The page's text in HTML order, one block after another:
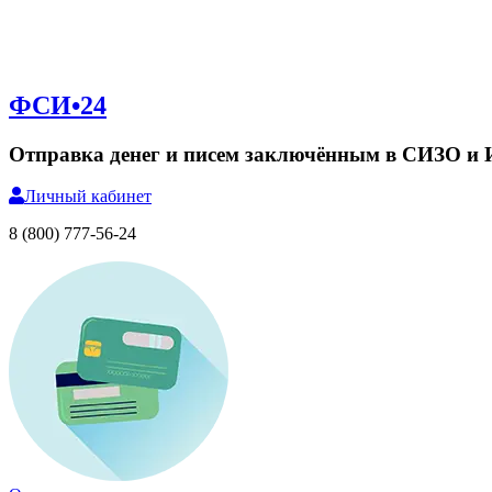
ФСИ•24
Отправка денег и писем заключённым в СИЗО и
Личный кабинет
8 (800) 777-56-24